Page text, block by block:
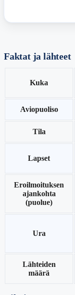
Faktat ja lähteet
Kuka
Aviopuoliso
Tila
Lapset
Eroilmoituksen
ajankohta
(puolue)
Ura
Lähteiden
määrä